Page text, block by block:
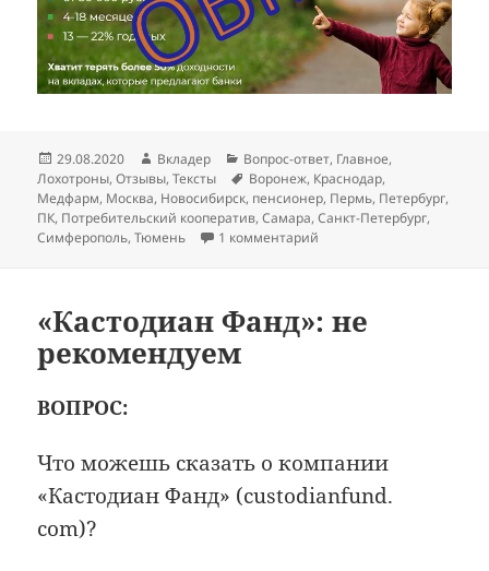
Опубликовано
29.08.2020 Автор
Вкладер Рубрики
Вопрос-ответ, Главное,
Лохотроны,Отзывы,Тексты Метки
Воронеж, Краснодар,
Медфарм, Москва, Новосибирск, пенсионер, Пермь, Петербург,
ПК, Потребительский кооператив,Самара,Санкт-Петербург,
Симферополь,Тюмень 1 комментарий
«Кастодиан Фанд»: не
рекомендуем
ВОПРОС:
Что можешь сказать о компании
«Кастодиан Фанд» (custodianfund.
com)?